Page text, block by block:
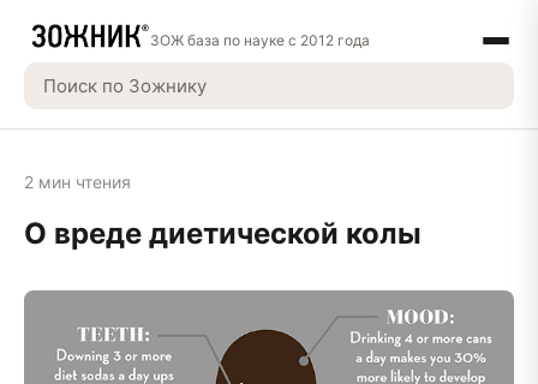
ЗОЖ база по науке с 2012 года
2 мин чтения
О вреде диетической колы